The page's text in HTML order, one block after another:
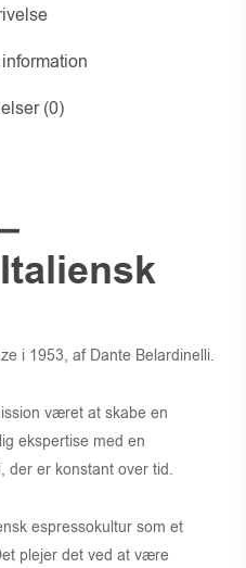
(0)
i 1953, af Dante Belardinelli.
været at skabe en
ekspertise med en
der er konstant over tid.
espressokultur som et
plejer det ved at være